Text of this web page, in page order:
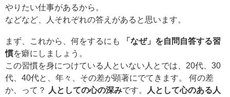
やりたい仕事があるから。
などなど、人それぞれの答えがあると思います。
まず、これから、何をするにも
「なぜ」を自問自答する習
慣を癖にしましょう。
この習慣を身につけている人といない人とでは、20代、30
代、40代と、年々、その差が顕著にでてきます。 何の差
か、って？
人としての心の深みです。
人として心のある人